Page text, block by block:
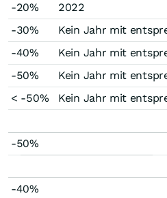
-20%
2022
-30%
Kein Jahr mit
-40%
Kein Jahr mit
-50%
Kein Jahr mit
< -50%
Kein Jahr mit
-50%
-40%